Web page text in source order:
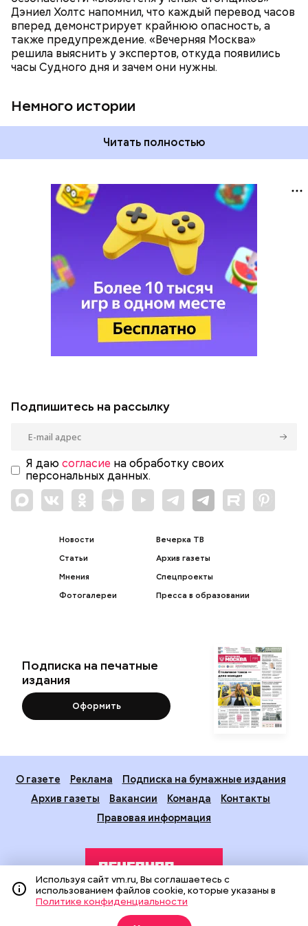
Дэниел Холтс напомнил, что каждый перевод часов
вперед демонстрирует крайнюю опасность, а
также предупреждение. «Вечерняя Москва»
решила выяснить у экспертов, откуда появились
часы Судного дня и зачем они нужны.
Немного истории
предметом обсуждения для аналитиков со всего
мира. Но, помимо перспективы отправиться в
«атомный рай», с 2007 года на стрелку часов
влияет еще одна глобальная угроза —
климатические изменения.
Читать полностью
Подпишитесь на рассылку
Я даю согласие на обработку своих
персональных данных.
Новости
Статьи
Мнения
Фотогалереи
Вечерка ТВ
Архив газеты
Спецпроекты
Пресса в образовании
Подписка на печатные
издания
Оформить
О газете Реклама
Подписка на бумажные издания
Архив газеты
Вакансии Команда
Контакты
Правовая информация
Издание создано при финансовой поддержке Департамента
Используя сайт vm.ru, Вы соглашаетесь с
использованием файлов cookie, которые указаны в
Политике конфиденциальности